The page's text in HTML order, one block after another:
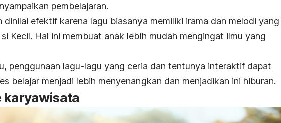
pembelajaran.
dinilai efektif karena lagu biasanya memiliki irama dan melodi yang
Kecil. Hal ini membuat anak lebih mudah mengingat ilmu yang
penggunaan lagu-lagu yang ceria dan tentunya interaktif dapat
belajar menjadi lebih menyenangkan dan menjadikan ini hiburan.
karyawisata